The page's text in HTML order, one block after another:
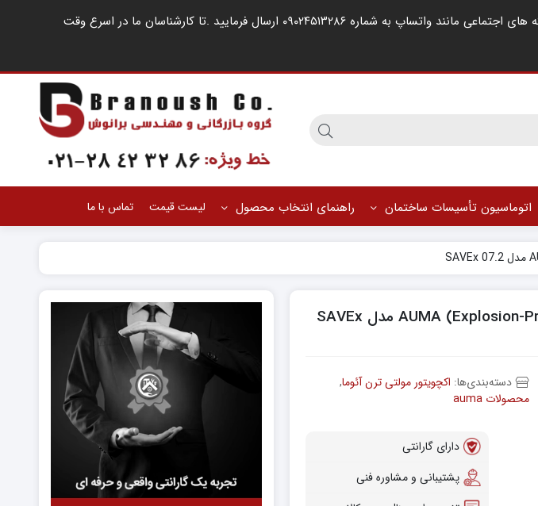
مشتریان گرامی ، در صورت اشغال خطوط کارشناسان فروش ، لطفا درخواست خود را از طریق شبکه های اجتماعی مانند واتساپ به شماره ۰۹۰۲۴۵۱۳۲۸۶ ارسال فرمایید .‌تا کارشناسان ما در اسرع وقت
اتوماسیون تأسیسات ساختمان راهنمای انتخاب محصول لیست قیمت تماس با ما
اکچویتور چند دور ضد انفجار (Explosion-Proof) AUMA مدل SAVEx
دسته‌بندی‌ها: اکچویتور مولتی ترن آئوما,
محصولات auma
دارای گارانتی
پشتیبانی و مشاوره فنی